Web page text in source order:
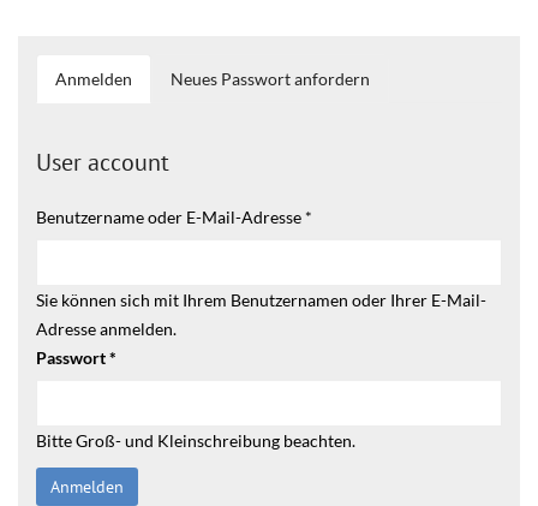
Haupt-Reiter
Anmelden (aktiverNeues Passwort anfordern
User account
Benutzername oder E-Mail-Adresse *
Sie können sich mit Ihrem Benutzernamen oder Ihrer E-Mail-
Adresse anmelden.
Passwort*
Bitte Groß- und Kleinschreibung beachten.